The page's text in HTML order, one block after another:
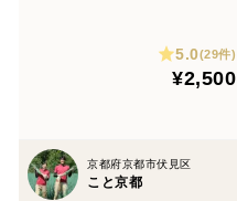
5.0(29件)
¥2,500
京都府京都市伏見区
こと京都